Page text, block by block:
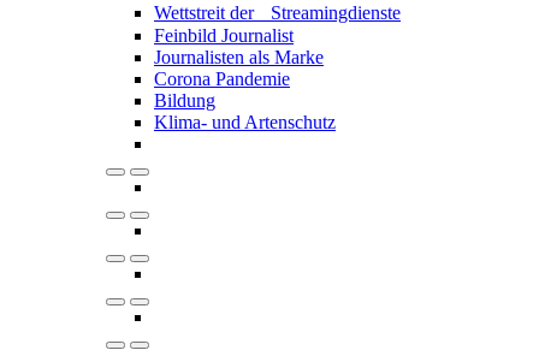
Wettstreit der Streamingdienste
Feinbild Journalist
Journalisten als Marke
Corona Pandemie
Bildung
Klima- und Artenschutz